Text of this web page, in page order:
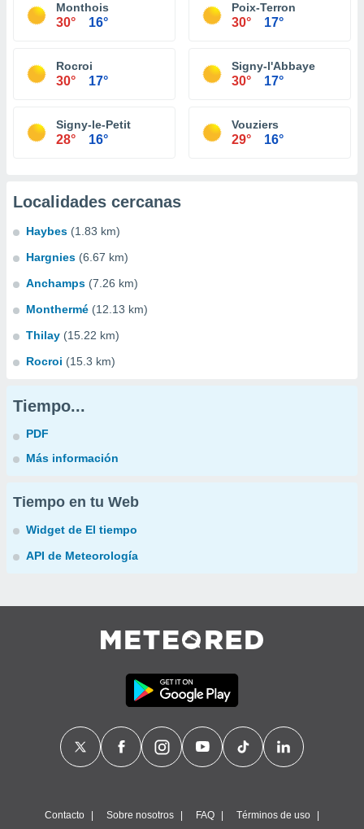
Monthois
30° 16°
Poix-Terron
30° 17°
Rocroi
30° 17°
Signy-l'Abbaye
30° 17°
Signy-le-Petit
28° 16°
Vouziers
29° 16°
Localidades cercanas
Haybes (1.83 km)
Hargnies (6.67 km)
Anchamps (7.26 km)
Monthermé (12.13 km)
Thilay (15.22 km)
Rocroi (15.3 km)
Tiempo...
PDF
Más información
Tiempo en tu Web
Widget de El tiempo
API de Meteorología
Contacto Sobre nosotros FAQ Términos de uso